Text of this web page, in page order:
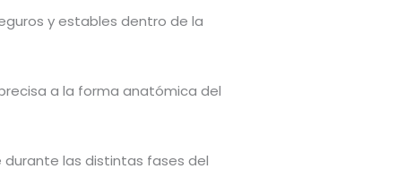
y estables dentro de la
a la forma anatómica del
las distintas fases del